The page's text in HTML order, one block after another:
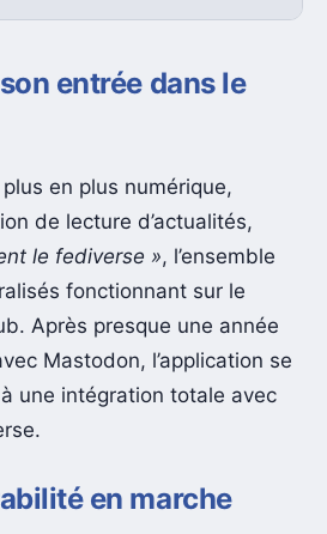
entrée dans le
en plus numérique,
de lecture d’actualités,
le fediverse », l’ensemble
fonctionnant sur le
Après presque une année
Mastodon, l’application se
une intégration totale avec
en marche